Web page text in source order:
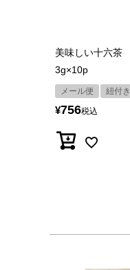
美味しい十六茶
3g×10p
メール便 紐付き
¥756税込